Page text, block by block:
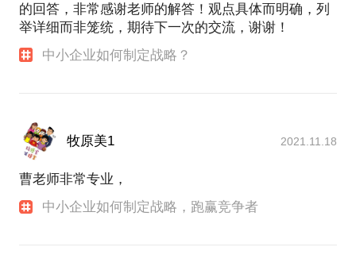
的回答，非常感谢老师的解答！观点具体而明确，列
举详细而非笼统，期待下一次的交流，谢谢！
中小企业如何制定战略？
牧原美1 2021.11.18
曹老师非常专业，
中小企业如何制定战略，跑赢竞争者